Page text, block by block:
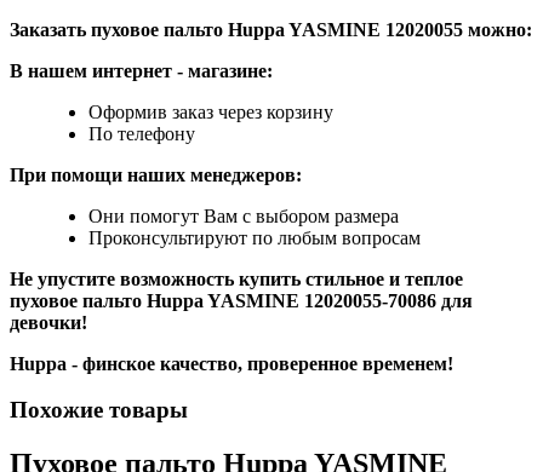
Заказать пуховое пальто Huppa YASMINE 12020055 можно:
В нашем интернет - магазине:
Оформив заказ через корзину
По телефону
При помощи наших менеджеров:
Они помогут Вам с выбором размера
Проконсультируют по любым вопросам
Не упустите возможность купить стильное и теплое
пуховое пальто Huppa YASMINE 12020055-70086 для
девочки!
Huppa - финское качество, проверенное временем!
Похожие товары
Пуховое пальто Huppa YASMINE